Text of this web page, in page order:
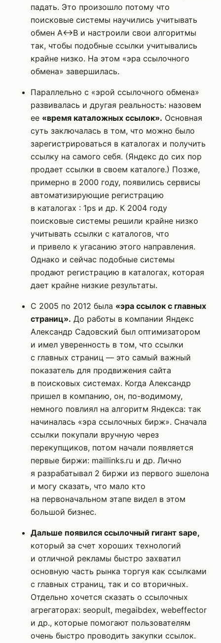
падать. Это произошло потому что
поисковые системы научились учитывать
обмен A<->B и настроили свои алгоритмы
так, чтобы подобные ссылки учитывались
крайне низко. На этом «эра ссылочного
обмена» завершилась.
Параллельно с «эрой ссылочного обмена»
развивалась и другая реальность: назовем
ее «время каталожных ссылок». Основная
суть заключалась в том, что можно было
зарегистрироваться в каталогах и получить
ссылку на самого себя. (Яндекс до сих пор
продает ссылки в своем каталоге.) Позже,
примерно в 2000 году, появились сервисы
автоматизирующие регистрацию
в каталогах : 1ps и др. К 2004 году
поисковые системы решили крайне низко
учитывать ссылки с каталогов, что
и привело к угасанию этого направления.
Однако и сейчас подобные системы
продают регистрацию в каталогах, которая
дает крайне низкие результаты.
С 2005 по 2012 была «эра ссылок с главных
страниц». До работы в компании Яндекс
Александр Садовский был оптимизатором
и имел уверенность в том, что ссылки
с главных страниц — это самый важный
показатель для продвижения сайта
в поисковых системах. Когда Александр
пришел в компанию, он, по-водимому,
немного повлиял на алгоритм Яндекса: так
начиналась «эра ссылочных бирж». Сначала
ссылки покупали вручную через
перекупщиков, потом начали появляется
первые биржи: maillinks.ru и др. Лично
я разрабатывал 2 биржи из первого эшелона
и могу сказать, что мало кто
на первоначальном этапе видел в этом
большой бизнес.
Дальше появился ссылочный гигант sape,
который за счет хороших технологий
и отличной рекламы быстро захватил
основную часть рынка торгуя как ссылками
с главных страниц, так и со вторичных.
Отдельно хочется сказать о ссылочных
агрегаторах: seopult, megaibdex, webeffector
и др., которые помогают пользователям
очень быстро проводить закупки ссылок.